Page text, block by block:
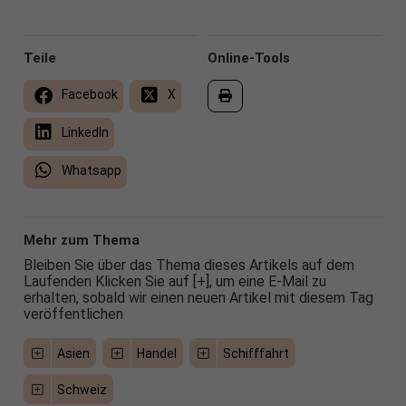
Online-Tools
Teile
Facebook X
LinkedIn
Whatsapp
Mehr zum Thema
Bleiben Sie über das Thema dieses Artikels auf dem
Laufenden Klicken Sie auf [+], um eine E-Mail zu
erhalten, sobald wir einen neuen Artikel mit diesem Tag
veröffentlichen
Asien Handel Schifffahrt
Schweiz